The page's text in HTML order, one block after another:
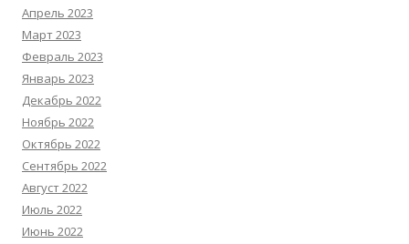
Апрель 2023
Март 2023
Февраль 2023
Январь 2023
Декабрь 2022
Ноябрь 2022
Октябрь 2022
Сентябрь 2022
Август 2022
Июль 2022
Июнь 2022